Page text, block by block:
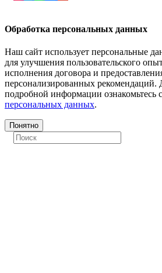
Обработка персональных данных
Наш сайт использует персональные
для улучшения пользовательского
исполнения договора и
персонализированных рекомендаций.
подробной информации ознакомьтесь с
персональных данных.
Понятно